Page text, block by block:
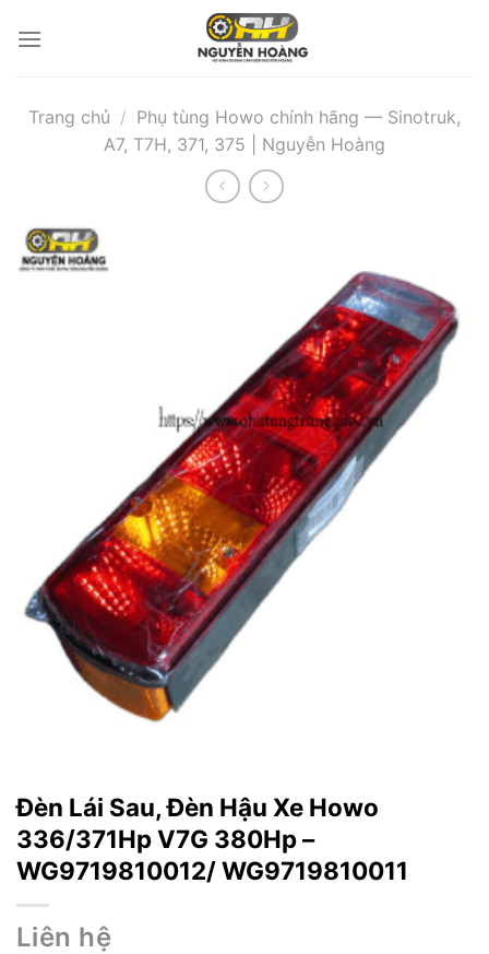
qua
Trang chủ / Phụ tùng Howo chính hãng — Sinotruk,
A7, T7H, 371, 375 | Nguyễn Hoàng
Đèn Lái Sau, Đèn Hậu Xe Howo
336/371Hp V7G 380Hp –
WG9719810012/ WG9719810011
Liên hệ